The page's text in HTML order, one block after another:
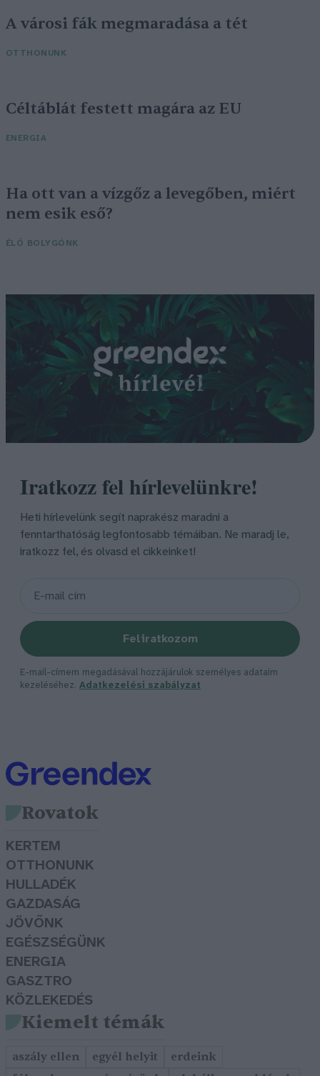
A városi fák megmaradása a tét
OTTHONUNK
Céltáblát festett magára az EU
ENERGIA
Ha ott van a vízgőz a levegőben, miért
nem esik eső?
ÉLŐ BOLYGÓNK
Iratkozz fel hírlevelünkre!
Heti hírlevelünk segít naprakész maradni a
fenntarthatóság legfontosabb témáiban. Ne maradj le,
iratkozz fel, és olvasd el cikkeinket!
Feliratkozom
E-mail-címem megadásával hozzájárulok személyes adataim
kezeléséhez. Adatkezelési szabályzat
Rovatok
KERTEM
OTTHONUNK
HULLADÉK
GAZDASÁG
JÖVŐNK
EGÉSZSÉGÜNK
ENERGIA
GASZTRO
KÖZLEKEDÉS
Kiemelt témák
aszály ellen egyél helyit
erdeink